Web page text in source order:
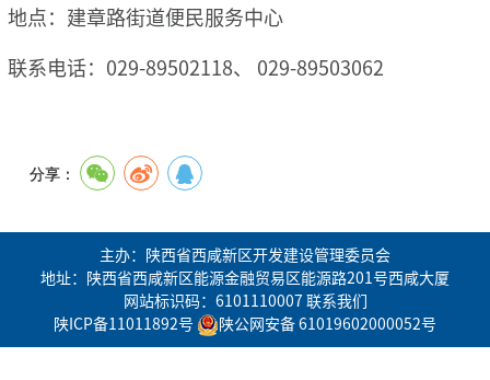
地点：建章路街道便民服务中心
联系电话：029-89502118、 029-89503062
分享：
主办：陕西省西咸新区开发建设管理委员会
地址：陕西省西咸新区能源金融贸易区能源路201号西咸大厦
网站标识码：6101110007 联系我们
陕ICP备11011892号
陕公网安备 61019602000052号